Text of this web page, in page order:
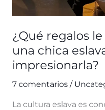
¿Qué regalos
una chica
impresionarla?
7 comentarios /
La cultura eslava es